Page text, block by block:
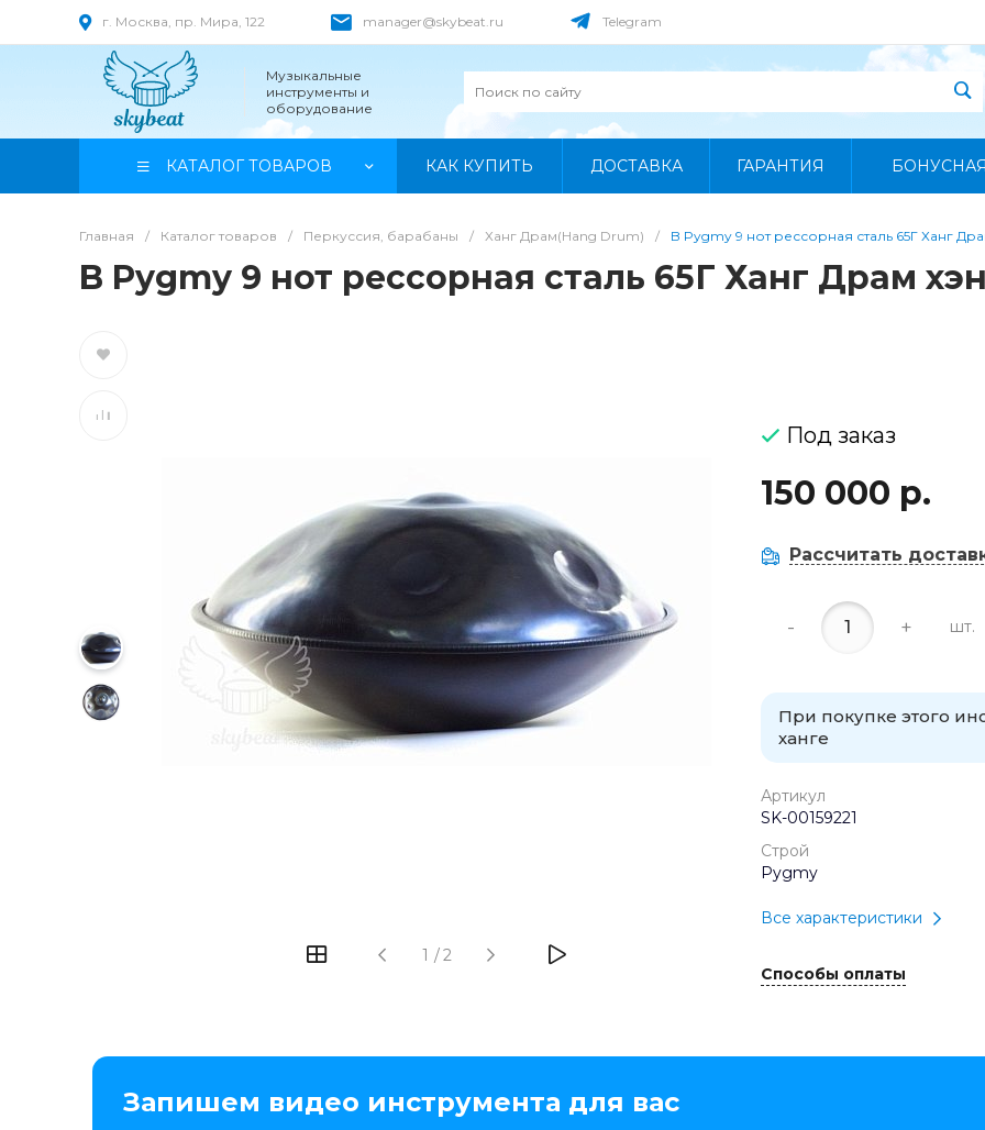
г. Москва, пр. Мира, 122 manager@skybeat.ru Telegram
Музыкальные
инструменты и
оборудование
КАТАЛОГ ТОВАРОВ КАК КУПИТЬ ДОСТАВКА ГАРАНТИЯ
Главная / Каталог товаров / Перкуссия, барабаны / Ханг Драм(Hang Drum) / B Pygmy 9 нот рессорная сталь 65Г Ханг
B Pygmy 9 нот рессорная сталь 65Г Ханг Драм
1 /2
Под заказ
150 000 р.
Рассчитать
- + шт.
При покупке этого
ханге
Артикул
SK-00159221
Строй
Pygmy
Все характеристики
Способы оплаты
Запишем видео инструмента для вас